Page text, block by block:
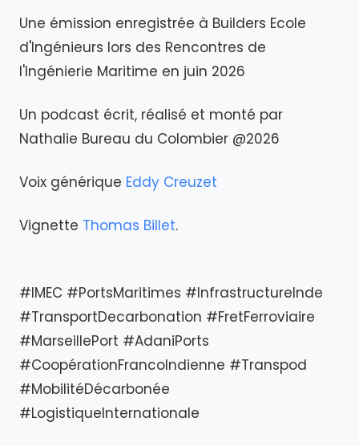
Une émission enregistrée à Builders Ecole
d'Ingénieurs lors des Rencontres de
l'Ingénierie Maritime en juin 2026
Un podcast écrit, réalisé et monté par
Nathalie Bureau du Colombier @2026
Voix générique Eddy Creuzet
Vignette Thomas Billet.
#IMEC #PortsMaritimes #InfrastructureInde
#TransportDecarbonation #FretFerroviaire
#MarseillePort #AdaniPorts
#CoopérationFrancoIndienne #Transpod
#MobilitéDécarbonée
#LogistiqueInternationale